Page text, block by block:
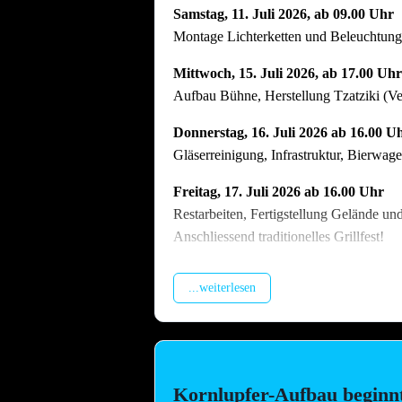
Samstag, 11. Juli 2026, ab 09.00 Uhr
Montage Lichterketten und
Mittwoch, 15. Juli 2026, ab 17.00 Uhr
Aufbau Bühne, Herstellung Tzatziki
Donnerstag, 16. Juli 2026 ab 16.00
Gläserreinigung, Infrastruktur,
Freitag, 17. Juli 2026 ab 16.00 Uhr
Restarbeiten, Fertigstellung Gelände
Anschliessend traditionelles Grillfest!
Samstag, 18. Juli 2026 ab 09.00 Uhr
Dekoration Festplatz, Preisaushang,
...weiterlesen
Kornlupfer-Aufbau